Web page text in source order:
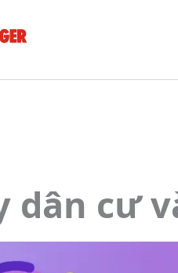
dân cư